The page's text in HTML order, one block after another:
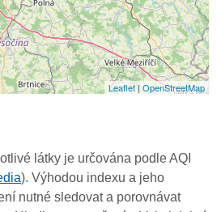
Leaflet| OpenStreetMap
látky je určována podle AQI
). Výhodou indexu a jeho
nutné sledovat a porovnávat